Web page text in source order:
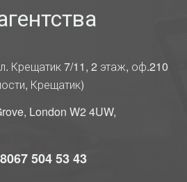
Крещатик 7/11, 2 этаж, оф.210
Крещатик)
London W2 4UW,
504 53 43